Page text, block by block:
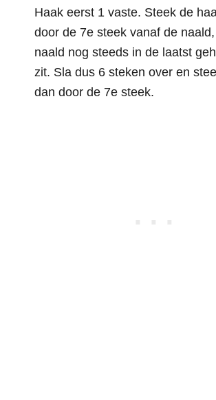
Haak eerst 1 vaste. Steek de
door de 7e steek vanaf de
naald nog steeds in de laatst
zit. Sla dus 6 steken over en
dan door de 7e steek.